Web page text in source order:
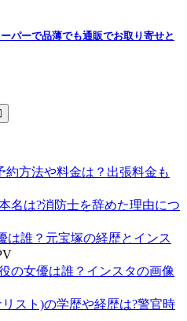
パーで品薄でも通販でお取り寄せと
約方法や料金は？出張料金も
名は?消防士を辞めた理由につ
は誰？元宝塚の経歴とインス
の女優は誰？インスタの画像
スト)の学歴や経歴は?警官時